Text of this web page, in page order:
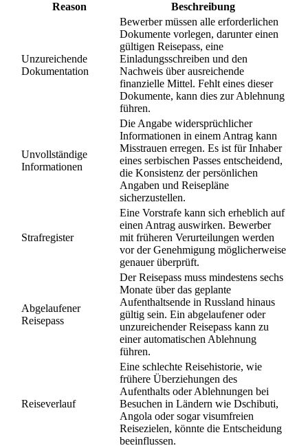
Reason Beschreibung
Unzureichende
Dokumentation
Bewerber müssen alle erforderlichen
Dokumente vorlegen, darunter einen
gültigen Reisepass, eine
Einladungsschreiben und den
Nachweis über ausreichende
finanzielle Mittel. Fehlt eines dieser
Dokumente, kann dies zur Ablehnung
führen.
Unvollständige
Informationen
Die Angabe widersprüchlicher
Informationen in einem Antrag kann
Misstrauen erregen. Es ist für Inhaber
eines serbischen Passes entscheidend,
die Konsistenz der persönlichen
Angaben und Reisepläne
sicherzustellen.
Strafregister
Eine Vorstrafe kann sich erheblich auf
einen Antrag auswirken. Bewerber
mit früheren Verurteilungen werden
vor der Genehmigung möglicherweise
genauer überprüft.
Abgelaufener
Reisepass
Der Reisepass muss mindestens sechs
Monate über das geplante
Aufenthaltsende in Russland hinaus
gültig sein. Ein abgelaufener oder
unzureichender Reisepass kann zu
einer automatischen Ablehnung
führen.
Reiseverlauf
Eine schlechte Reisehistorie, wie
frühere Überziehungen des
Aufenthalts oder Ablehnungen bei
Besuchen in Ländern wie Dschibuti,
Angola oder sogar visumfreien
Reisezielen, könnte die Entscheidung
beeinflussen.